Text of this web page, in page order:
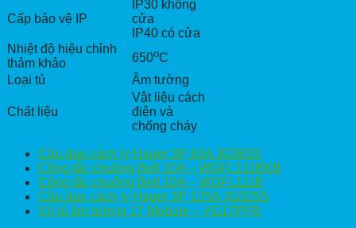
Cấp bảo vệ IP
IP30 không
cửa
IP40 có cửa
Nhiệt độ hiệu chỉnh
thảm khảo
650oC
Loại tủ
Âm tường
Chất liệu
Vật liệu cách
điện và
chống cháy
Cầu dao cách ly Hager 3P 63A JG363S
Công tắc chuông Bell 10A – WGFL111BKB
Công tắc chuông Bell 10A – WGFL111B
Cầu dao cách ly Hager 3P 125A JG325S
Vỏ tủ âm tường 17 Module – VG17PFB